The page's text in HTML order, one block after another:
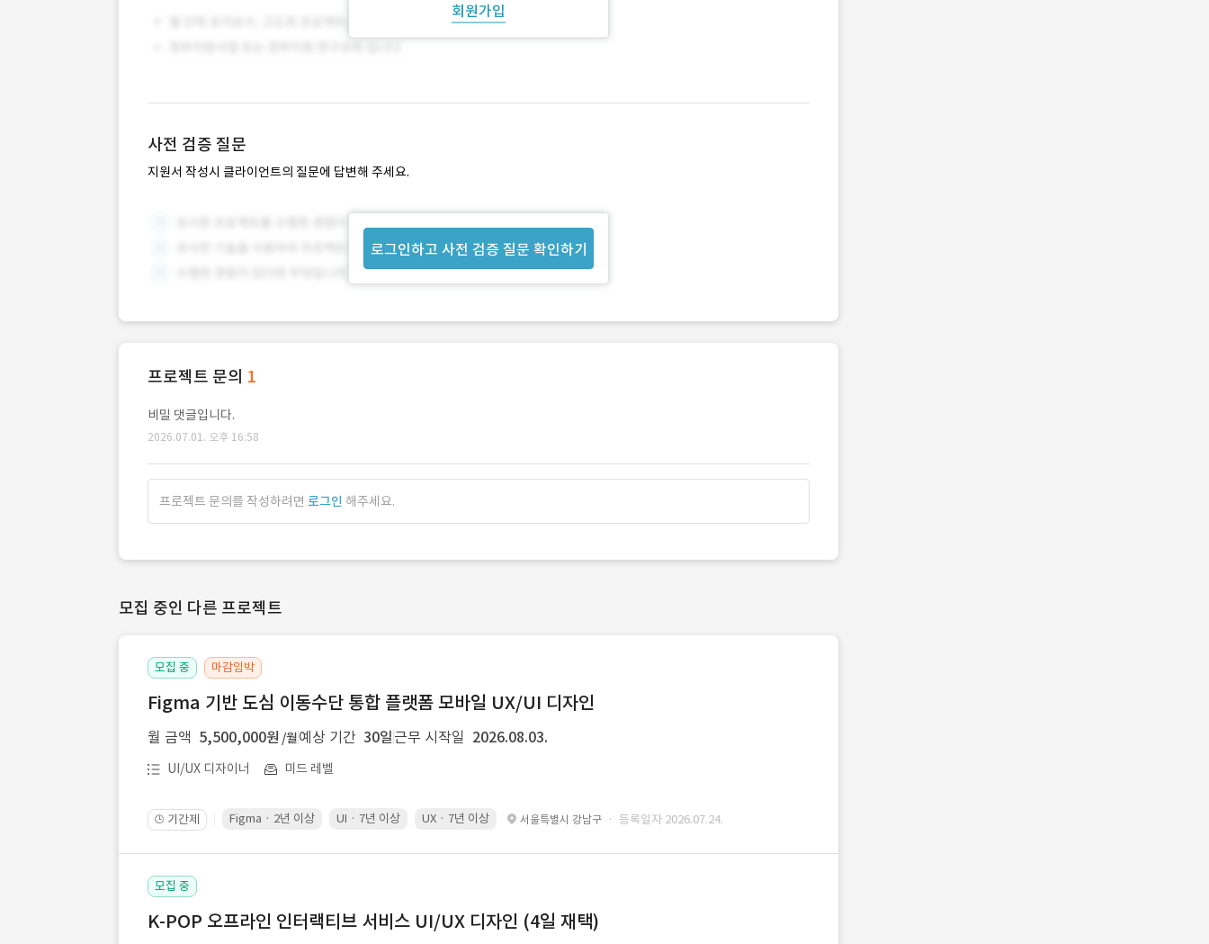
회원가입
사전 검증 질문
지원서 작성시 클라이언트의 질문에 답변해 주세요.
로그인하고 사전 검증 질문 확인하기
프로젝트 문의 1
비밀 댓글입니다.
2026.07.01. 오후 16:58
프로젝트 문의를 작성하려면 로그인 해주세요.
모집 중인 다른 프로젝트
모집 중 마감임박
Figma 기반 도심 이동수단 통합 플랫폼 모바일 UX/UI 디자인
월 금액 5,500,000원 /월예상 기간 30일 근무 시작일 2026.08.03.
UI/UX 디자이너 미드 레벨
🕒 기간제 Figma · 2년 이상 UI · 7년 이상 UX · 7년 이상 서울특별시 강남구 · 등록일자 2026.07.24.
모집 중
K-POP 오프라인 인터랙티브 서비스 UI/UX 디자인 (4일 재택)